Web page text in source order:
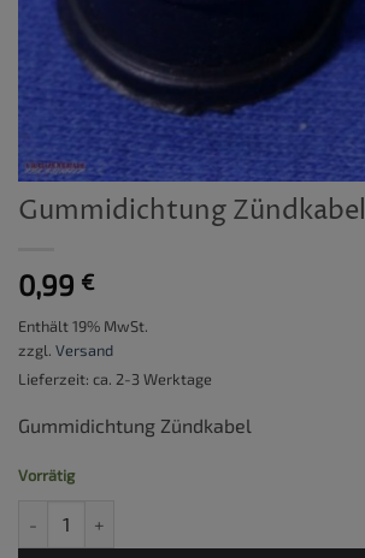
Gummidichtung Zündkabel
0,99 €
Enthält 19% MwSt.
zzgl. Versand
Lieferzeit: ca. 2-3 Werktage
Gummidichtung Zündkabel
Vorrätig